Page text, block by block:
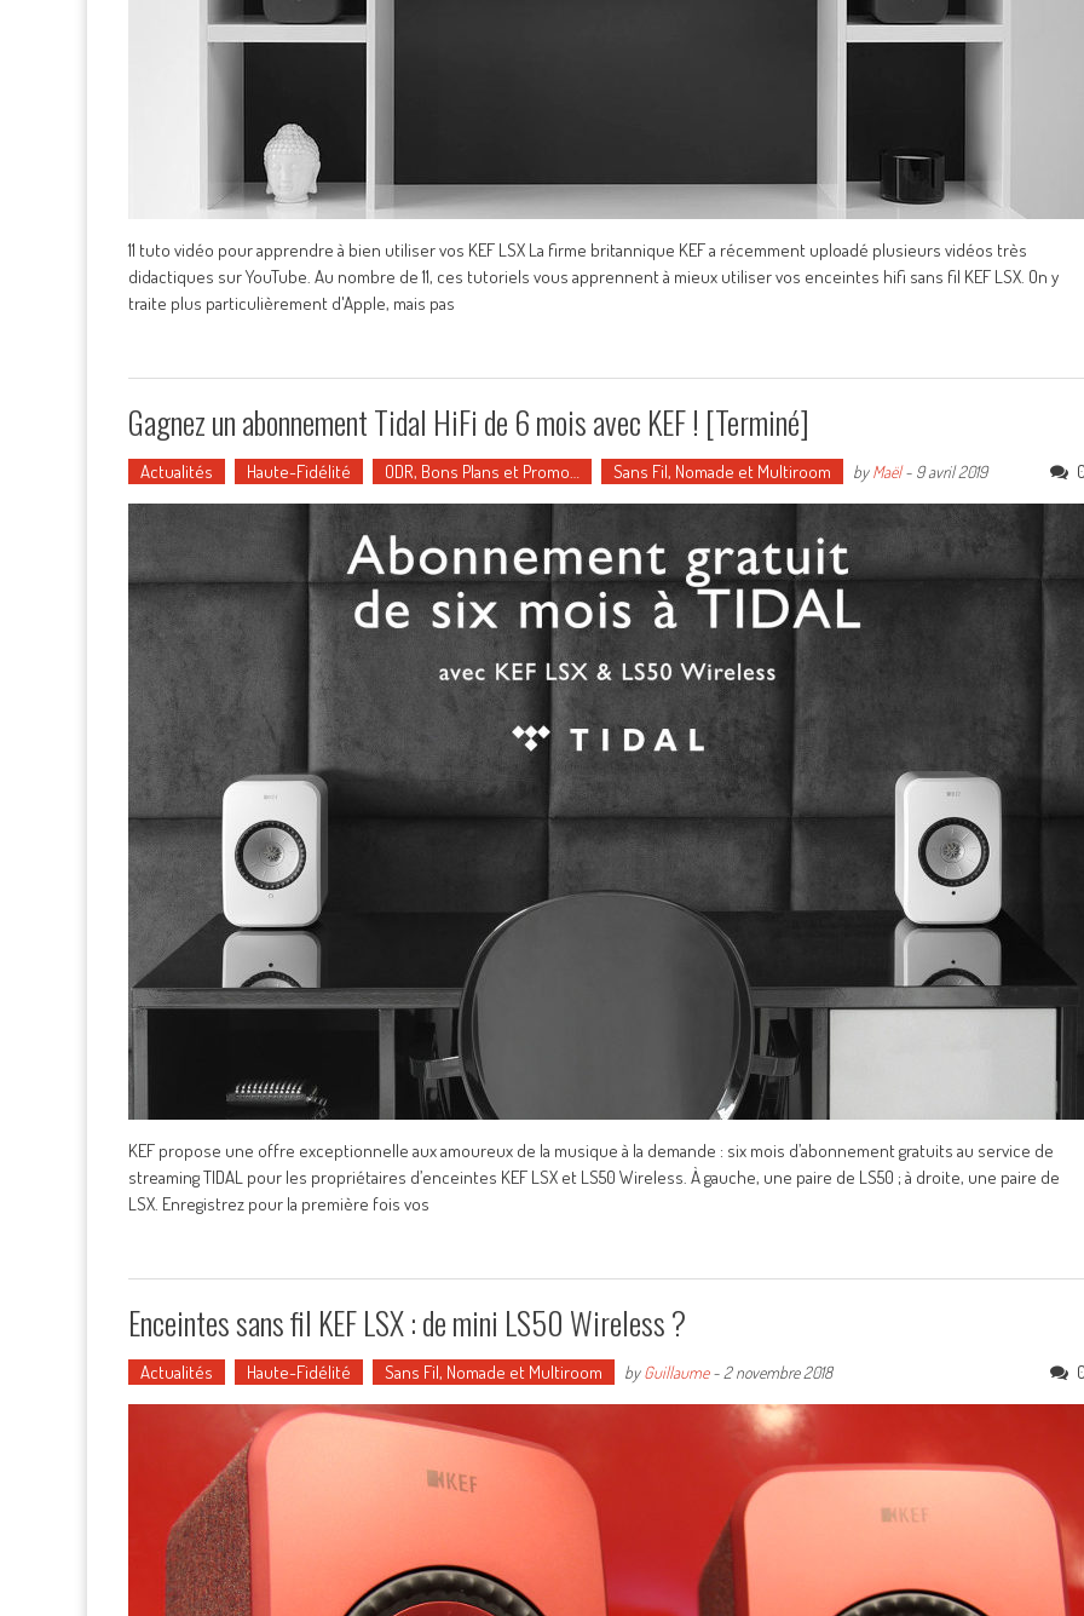
11 tuto vidéo pour apprendre à bien utiliser vos KEF LSX La firme britannique KEF a récemment uploadé plusieurs vidéos très
didactiques sur YouTube. Au nombre de 11, ces tutoriels vous apprennent à mieux utiliser vos enceintes hifi sans fil KEF LSX. On y
traite plus particulièrement d'Apple, mais pas
Gagnez un abonnement Tidal HiFi de 6 mois avec KEF ! [Terminé]
Actualités Haute-Fidélité ODR, Bons Plans et Promo… Sans Fil, Nomade et Multiroom byMaël- 9 avril 2019
KEF propose une offre exceptionnelle aux amoureux de la musique à la demande : six mois d’abonnement gratuits au service de
streaming TIDAL pour les propriétaires d’enceintes KEF LSX et LS50 Wireless. À gauche, une paire de LS50 ; à droite, une paire de
LSX. Enregistrez pour la première fois vos
Enceintes sans fil KEF LSX : de mini LS50 Wireless ?
Actualités Haute-Fidélité Sans Fil, Nomade et Multiroom byGuillaume- 2 novembre 2018